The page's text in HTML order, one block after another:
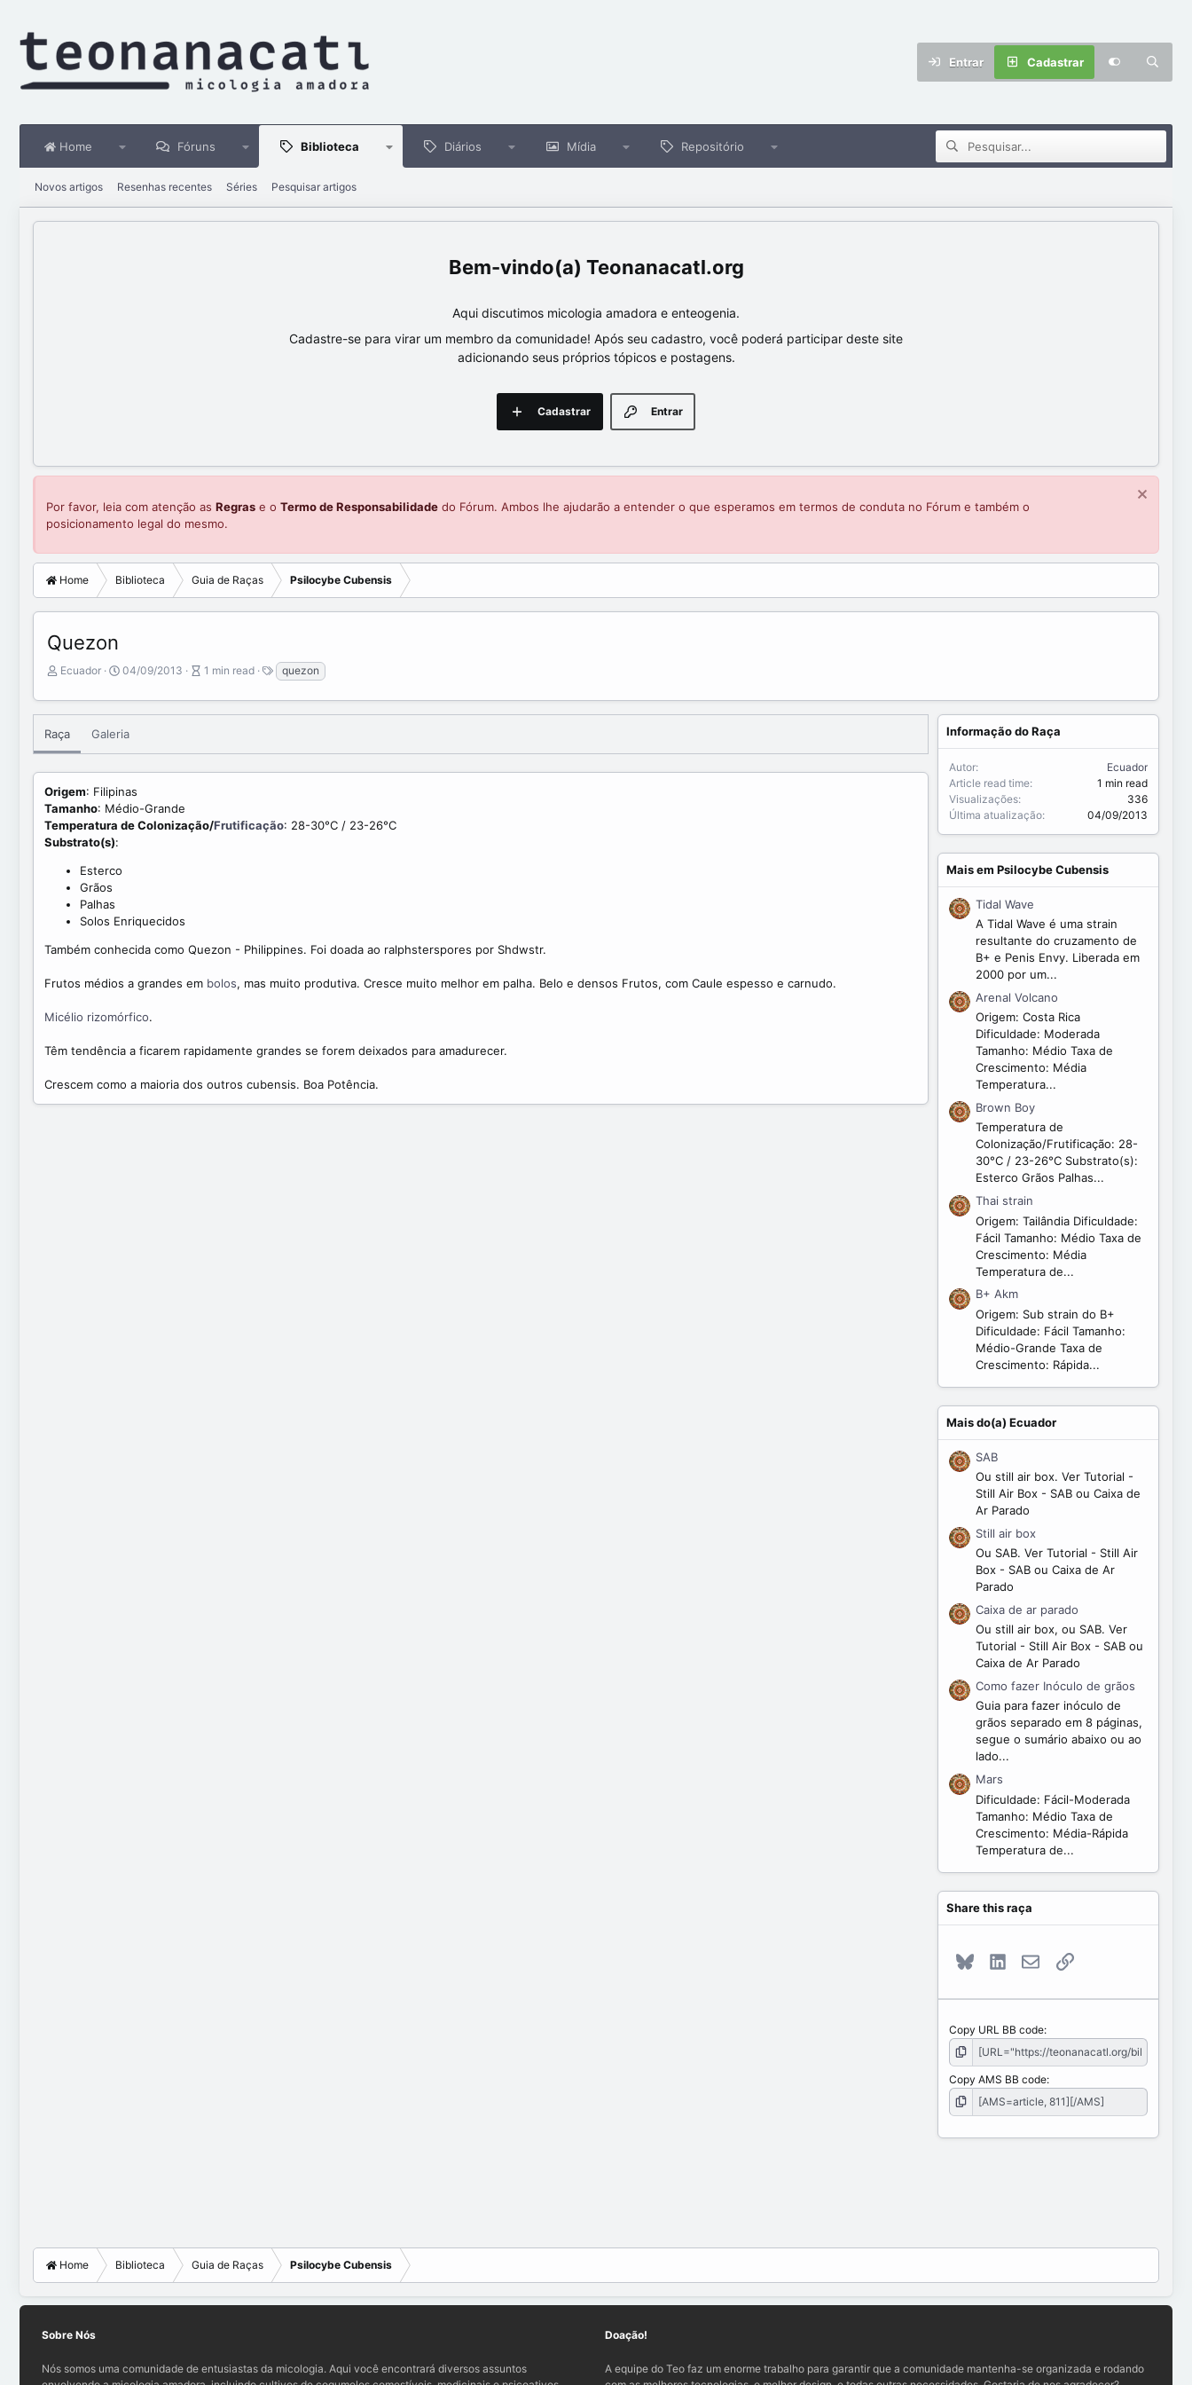
Entrar Cadastrar
Home Fóruns Biblioteca Diários Mídia Repositório
Novos artigos Resenhas recentes Séries Pesquisar artigos
Teonanacatl.org
Aqui discutimos micologia amadora e enteogenia.
Cadastre-se para virar um membro da comunidade! Após seu cadastro, você poderá participar deste site
adicionando seus próprios tópicos e postagens.
Entrar
Cadastrar
Por favor, leia com atenção as Regras e o Termo de Responsabilidade do Fórum. Ambos lhe ajudarão a entender o que esperamos em termos de conduta no Fórum e também o
posicionamento legal do mesmo.
Home Biblioteca Guia de Raças Psilocybe Cubensis
Quezon
A
t
o
r
Ecuador
P
b
l
i
a
t
e
04/09/2013
A
t
i
d
1 min read
T
a
g
s
quezon
Raça Galeria
Origem: Filipinas
Tamanho: Médio-Grande
Temperatura de Colonização/Frutificação: 28-30°C / 23-26°C
Substrato(s):
Esterco
Grãos
Palhas
Solos Enriquecidos
Também conhecida como Quezon - Philippines. Foi doada ao ralphsterspores por Shdwstr.
Frutos médios a grandes em bolos, mas muito produtiva. Cresce muito melhor em palha. Belo e densos Frutos, com Caule espesso e carnudo.
Micélio rizomórfico.
Têm tendência a ficarem rapidamente grandes se forem deixados para amadurecer.
Crescem como a maioria dos outros cubensis. Boa Potência.
Informação do Raça
Autor
Ecuador
Article read time
1 min read
Visualizações
336
Última atualização
04/09/2013
Mais em Psilocybe Cubensis
Tidal Wave
A Tidal Wave é uma strain
resultante do cruzamento de
B+ e Penis Envy. Liberada em
2000 por um...
Arenal Volcano
Origem: Costa Rica
Dificuldade: Moderada
Tamanho: Médio Taxa de
Crescimento: Média
Temperatura...
Brown Boy
Temperatura de
Colonização/Frutificação: 28-
30°C / 23-26°C Substrato(s):
Esterco Grãos Palhas...
Thai strain
Origem: Tailândia Dificuldade:
Fácil Tamanho: Médio Taxa de
Crescimento: Média
Temperatura de...
B+ Akm
Origem: Sub strain do B+
Dificuldade: Fácil Tamanho:
Médio-Grande Taxa de
Crescimento: Rápida...
Mais do(a) Ecuador
SAB
Ou still air box. Ver Tutorial -
Still Air Box - SAB ou Caixa de
Ar Parado
Still air box
Ou SAB. Ver Tutorial - Still Air
Box - SAB ou Caixa de Ar
Parado
Caixa de ar parado
Ou still air box, ou SAB. Ver
Tutorial - Still Air Box - SAB ou
Caixa de Ar Parado
Como fazer Inóculo de grãos
Guia para fazer inóculo de
grãos separado em 8 páginas,
segue o sumário abaixo ou ao
lado...
Mars
Dificuldade: Fácil-Moderada
Tamanho: Médio Taxa de
Crescimento: Média-Rápida
Temperatura de...
Share this raça
Bluesky LinkedInE-mailLink
Copy URL BB code
Copy AMS BB code
Home Biblioteca Guia de Raças Psilocybe Cubensis
Sobre Nós
Nós somos uma comunidade de entusiastas da micologia. Aqui você encontrará diversos assuntos
Doação!
A equipe do Teo faz um enorme trabalho para garantir que a comunidade mantenha-se organizada e rodando